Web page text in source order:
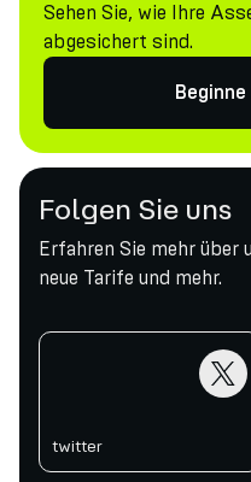
Sehen Sie, wie Ihre
abgesichert sind.
Folgen Sie uns
Erfahren Sie mehr über
neue Tarife und mehr.
twitter